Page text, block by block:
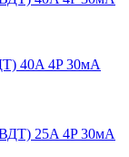
40A 4P 30мА